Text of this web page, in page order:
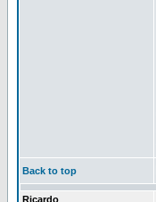
Back to top
Ricardo